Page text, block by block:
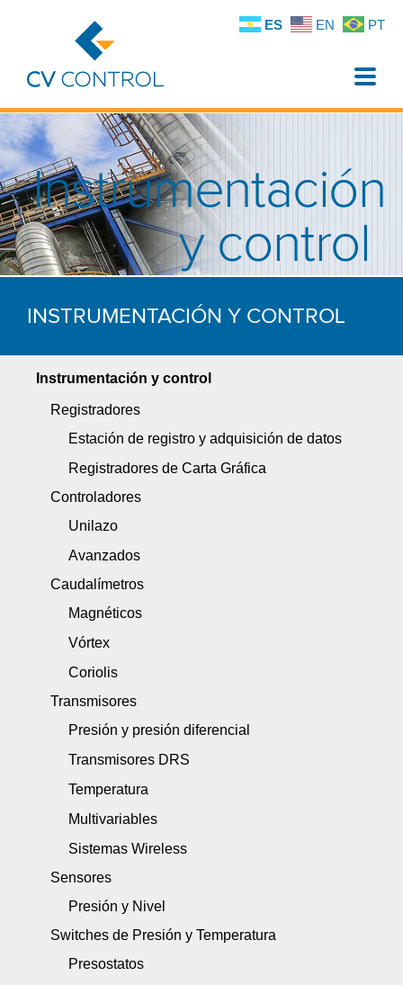
Toggle
Instrumentación
y control
INSTRUMENTACIÓN Y CONTROL
Instrumentación y control
Registradores
Estación de registro y adquisición de datos
Registradores de Carta Gráfica
Controladores
Unilazo
Avanzados
Caudalímetros
Magnéticos
Vórtex
Coriolis
Transmisores
Presión y presión diferencial
Transmisores DRS
Temperatura
Multivariables
Sistemas Wireless
Sensores
Presión y Nivel
Switches de Presión y Temperatura
Presostatos
ES EN PT